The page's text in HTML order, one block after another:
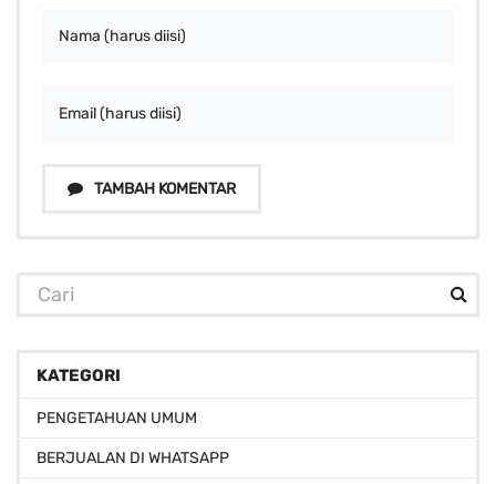
TAMBAH KOMENTAR
KATEGORI
PENGETAHUAN UMUM
BERJUALAN DI WHATSAPP